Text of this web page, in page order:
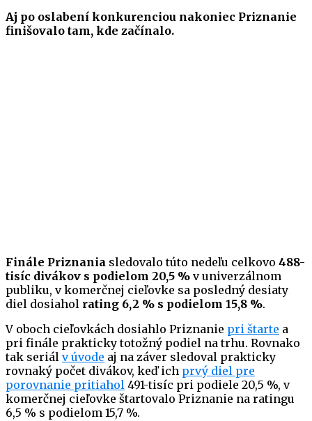
Aj po oslabení konkurenciou nakoniec Priznanie
finišovalo tam, kde začínalo.
Finále Priznania sledovalo túto nedeľu celkovo 488-
tisíc divákov s podielom 20,5 % v univerzálnom
publiku, v komerčnej cieľovke sa posledný desiaty
diel dosiahol rating 6,2 % s podielom 15,8 %.
V oboch cieľovkách dosiahlo Priznanie pri štarte a
pri finále prakticky totožný podiel na trhu. Rovnako
tak seriál v úvode aj na záver sledoval prakticky
rovnaký počet divákov, keď ich prvý diel pre
porovnanie pritiahol 491-tisíc pri podiele 20,5 %, v
komerčnej cieľovke štartovalo Priznanie na ratingu
6,5 % s podielom 15,7 %.